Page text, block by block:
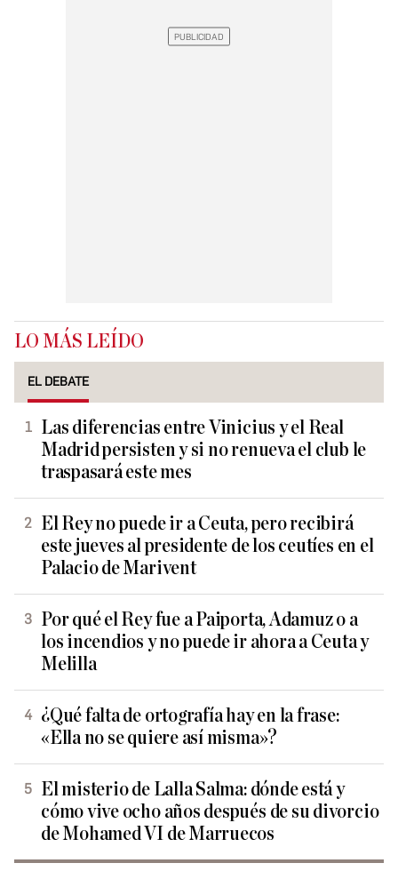
LO MÁS LEÍDO
EL DEBATE
Las diferencias entre Vinicius y el Real
Madrid persisten y si no renueva el club le
traspasará este mes
El Rey no puede ir a Ceuta, pero recibirá
este jueves al presidente de los ceutíes en el
Palacio de Marivent
Por qué el Rey fue a Paiporta, Adamuz o a
los incendios y no puede ir ahora a Ceuta y
Melilla
¿Qué falta de ortografía hay en la frase:
«Ella no se quiere así misma»?
El misterio de Lalla Salma: dónde está y
cómo vive ocho años después de su divorcio
de Mohamed VI de Marruecos